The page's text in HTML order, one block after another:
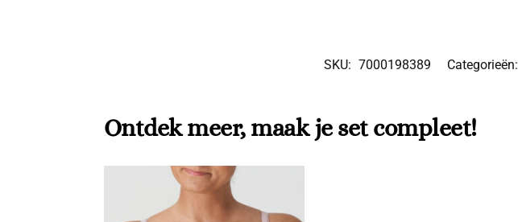
SKU: 7000198389 Categorieën:
Ontdek meer, maak je set compleet!